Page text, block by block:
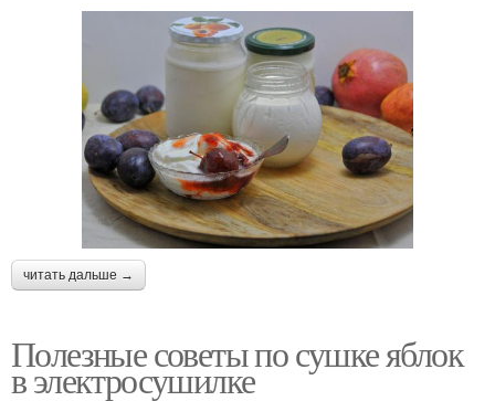
читать дальше →
Полезные советы по сушке яблок
в электросушилке